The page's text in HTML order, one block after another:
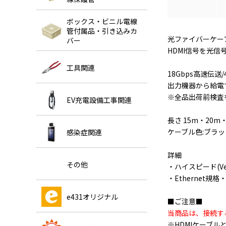
ボックス・ビニル電線
管付属品・引き込みカ
バー
工具関連
EV充電設備工事関連
感染症関連
その他
e431オリジナル
光ファイバーケ
HDMI信号を光信
18Gbps高速伝
出力機器から給
※全品出荷前検査
長さ 15m・20m
ケーブル色:ブラ
詳細
・ハイスピード
・Ethernet規格
■ご注意■
当商品は、接続